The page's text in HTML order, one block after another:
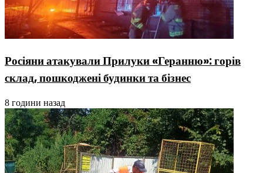
Росіяни атакували Прилуки «Геранню»: горів
склад, пошкоджені будинки та бізнес
8 години назад